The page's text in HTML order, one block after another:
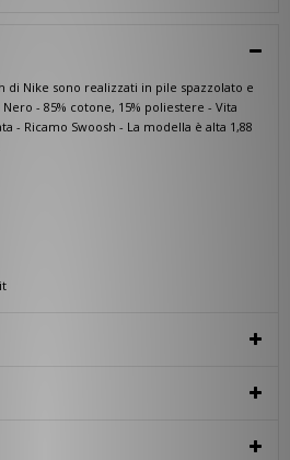
di Nike sono realizzati in pile spazzolato e
- 85% cotone, 15% poliestere - Vita
- Ricamo Swoosh - La modella è alta 1,88